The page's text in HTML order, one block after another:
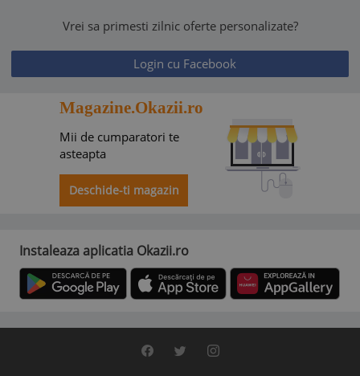
Vrei sa primesti zilnic oferte personalizate?
Login cu Facebook
Magazine.Okazii.ro
Mii de cumparatori te
asteapta
Deschide-ti magazin
Instaleaza aplicatia Okazii.ro